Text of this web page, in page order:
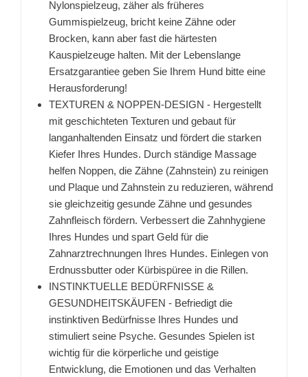
Nylonspielzeug, zäher als früheres
Gummispielzeug, bricht keine Zähne oder
Brocken, kann aber fast die härtesten
Kauspielzeuge halten. Mit der Lebenslange
Ersatzgarantiee geben Sie Ihrem Hund bitte eine
Herausforderung!
TEXTUREN & NOPPEN-DESIGN - Hergestellt
mit geschichteten Texturen und gebaut für
langanhaltenden Einsatz und fördert die starken
Kiefer Ihres Hundes. Durch ständige Massage
helfen Noppen, die Zähne (Zahnstein) zu reinigen
und Plaque und Zahnstein zu reduzieren, während
sie gleichzeitig gesunde Zähne und gesundes
Zahnfleisch fördern. Verbessert die Zahnhygiene
Ihres Hundes und spart Geld für die
Zahnarztrechnungen Ihres Hundes. Einlegen von
Erdnussbutter oder Kürbispüree in die Rillen.
INSTINKTUELLE BEDÜRFNISSE &
GESUNDHEITSKÄUFEN - Befriedigt die
instinktiven Bedürfnisse Ihres Hundes und
stimuliert seine Psyche. Gesundes Spielen ist
wichtig für die körperliche und geistige
Entwicklung, die Emotionen und das Verhalten